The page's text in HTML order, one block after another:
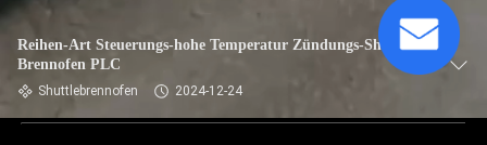
Reihen-Art Steuerungs-hohe Temperatur Zündungs-Shuttle-
Brennofen PLC
Shuttlebrennofen 2024-12-24